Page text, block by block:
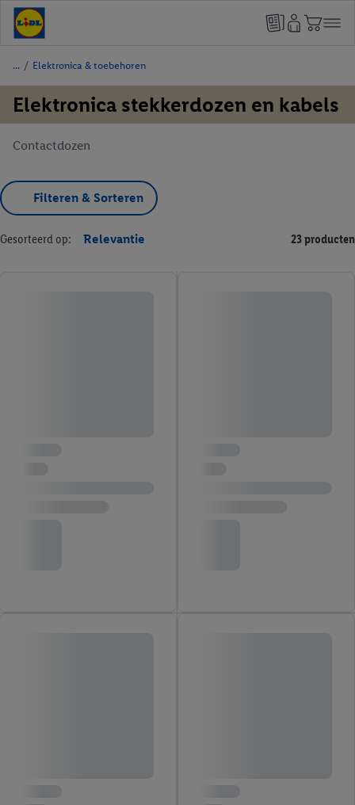
/ Elektronica & toebehoren
Elektronica stekkerdozen en kabels
Contactdozen
Filteren & Sorteren
Gesorteerd op: Relevantie 23 producten